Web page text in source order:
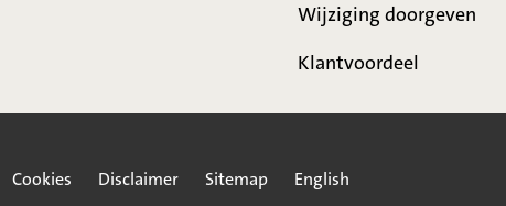
Wijziging doorgeven
Klantvoordeel
Cookies Disclaimer Sitemap English